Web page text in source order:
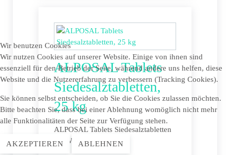
ALPOSAL Tablets
Siedesalztabletten,
25 kg
ALPOSAL Tablets Siedesalztabletten
für Wasserenthärtung.
Wir benutzen Cookies
Wir nutzen Cookies auf unserer Website. Einige von ihnen sind
essenziell für den Betrieb der Seite, während andere uns helfen, diese
Website und die Nutzererfahrung zu verbessern (Tracking Cookies).
Sie können selbst entscheiden, ob Sie die Cookies zulassen möchten.
Bitte beachten Sie, dass bei einer Ablehnung womöglich nicht mehr
alle Funktionalitäten der Seite zur Verfügung stehen.
AKZEPTIEREN
ABLEHNEN